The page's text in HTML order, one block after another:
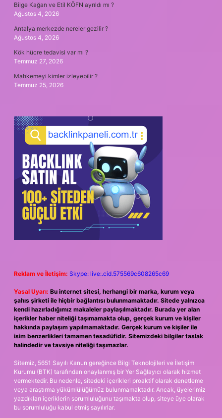
Bilge Kağan ve Etil KÖFN ayrıldı mı ?
Ağustos 4, 2026
Antalya merkezde nereler gezilir ?
Ağustos 4, 2026
Kök hücre tedavisi var mı ?
Temmuz 27, 2026
Mahkemeyi kimler izleyebilir ?
Temmuz 25, 2026
Reklam ve İletişim: Skype: live:.cid.575569c608265c69
Yasal Uyarı: Bu internet sitesi, herhangi bir marka, kurum veya
şahıs şirketi ile hiçbir bağlantısı bulunmamaktadır. Sitede yalnızca
kendi hazırladığımız makaleler paylaşılmaktadır. Burada yer alan
içerikler haber niteliği taşımamakta olup, gerçek kurum ve kişiler
hakkında paylaşım yapılmamaktadır. Gerçek kurum ve kişiler ile
isim benzerlikleri tamamen tesadüfidir. Sitemizdeki bilgiler taslak
halindedir ve tavsiye niteliği taşımazlar.
Sitemiz, 5651 Sayılı Kanun gereğince Bilgi Teknolojileri ve İletişim
Kurumu (BTK) tarafından onaylanmış bir Yer Sağlayıcı olarak hizmet
vermektedir. Bu nedenle, sitedeki içerikleri proaktif olarak denetleme
veya araştırma yükümlülüğümüz bulunmamaktadır. Ancak, üyelerimiz
yazdıkları içeriklerin sorumluluğunu taşımakta olup, siteye üye olarak
bu sorumluluğu kabul etmiş sayılırlar.